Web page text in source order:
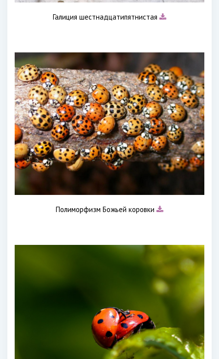
Галиция шестнадцатипятнистая
Полиморфизм Божьей коровки